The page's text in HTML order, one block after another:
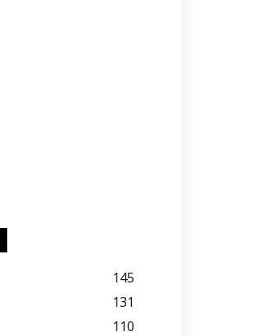
145
131
110